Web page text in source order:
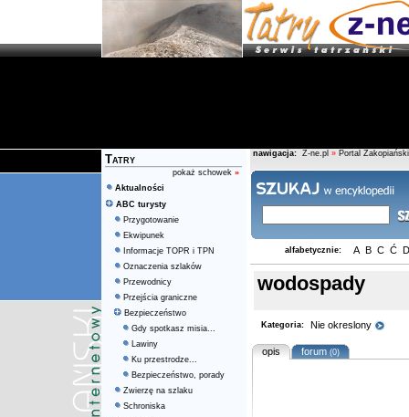
Tatry
pokaż schowek »
Aktualności
ABC turysty
Przygotowanie
Ekwipunek
Informacje TOPR i TPN
Oznaczenia szlaków
Przewodnicy
Przejścia graniczne
Bezpieczeństwo
Gdy spotkasz misia...
Lawiny
Ku przestrodze...
Bezpieczeństwo, porady
Zwierzę na szlaku
Schroniska
nawigacja: Z-ne.pl » Portal Zakopiański
alfabetycznie: A B C Ć D
wodospady
Kategoria: Nie okreslony
opis forum(0)